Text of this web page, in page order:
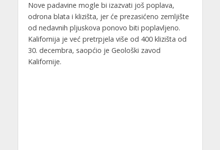
Nove padavine mogle bi izazvati još poplava,
odrona blata i klizišta, jer će prezasićeno zemljište
od nedavnih pljuskova ponovo biti poplavljeno.
Kalifornija je već pretrpjela više od 400 klizišta od
30. decembra, saopćio je Geološki zavod
Kalifornije.